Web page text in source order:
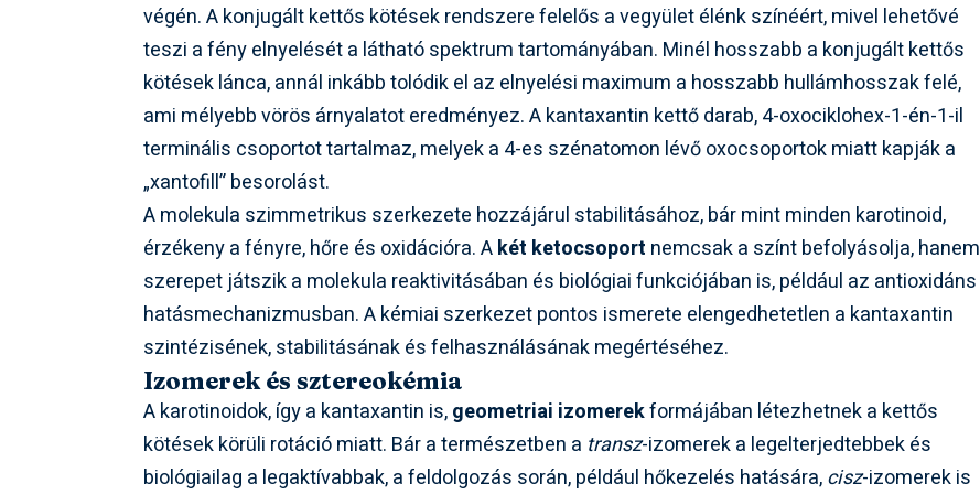
végén. A konjugált kettős kötések rendszere felelős a vegyület élénk színéért, mivel lehetővé
teszi a fény elnyelését a látható spektrum tartományában. Minél hosszabb a konjugált kettős
kötések lánca, annál inkább tolódik el az elnyelési maximum a hosszabb hullámhosszak felé,
ami mélyebb vörös árnyalatot eredményez. A kantaxantin kettő darab, 4-oxociklohex-1-én-1-il
terminális csoportot tartalmaz, melyek a 4-es szénatomon lévő oxocsoportok miatt kapják a
„xantofill” besorolást.
A molekula szimmetrikus szerkezete hozzájárul stabilitásához, bár mint minden karotinoid,
érzékeny a fényre, hőre és oxidációra. Akét ketocsoport nemcsak a színt befolyásolja, hanem
szerepet játszik a molekula reaktivitásában és biológiai funkciójában is, például az antioxidáns
hatásmechanizmusban. A kémiai szerkezet pontos ismerete elengedhetetlen a kantaxantin
szintézisének, stabilitásának és felhasználásának megértéséhez.
Izomerek és sztereokémia
A karotinoidok, így a kantaxantin is,geometriai izomerekformájában létezhetnek a kettős
kötések körüli rotáció miatt. Bár a természetben a transz-izomerek a legelterjedtebbek és
biológiailag a legaktívabbak, a feldolgozás során, például hőkezelés hatására,cisz-izomerek is